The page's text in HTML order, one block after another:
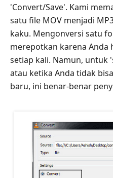
'Convert/Save'. Kami
satu file MOV menjadi
kaku. Mengonversi satu
merepotkan karena Anda
setiap kali. Namun, untuk
atau ketika Anda tidak
baru, ini benar-benar